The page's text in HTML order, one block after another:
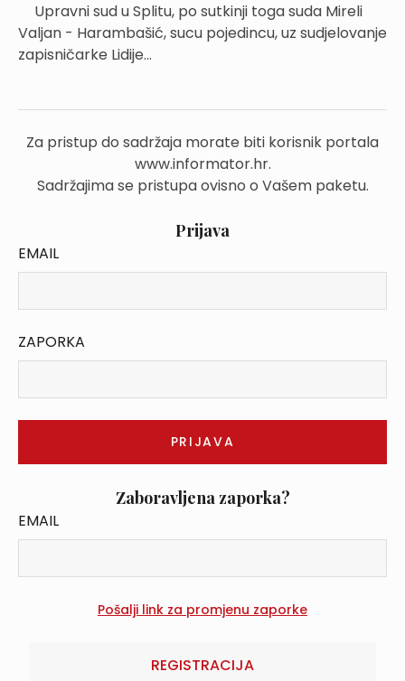
Upravni sud u Splitu, po sutkinji toga suda Mireli
Valjan - Harambašić, sucu pojedincu, uz sudjelovanje
zapisničarke Lidije...
Za pristup do sadržaja morate biti korisnik portala
www.informator.hr.
Sadržajima se pristupa ovisno o Vašem paketu.
Prijava
EMAIL
ZAPORKA
Zaboravljena zaporka?
EMAIL
REGISTRACIJA